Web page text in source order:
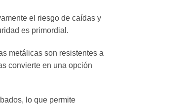
el riesgo de caídas y
es primordial.
metálicas son resistentes a
convierte en una opción
lo que permite